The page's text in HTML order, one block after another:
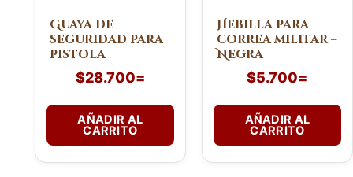
Guaya de
seguridad para
pistola
$28.700=
AÑADIR AL
CARRITO
Hebilla para
correa militar –
Negra
$5.700=
AÑADIR AL
CARRITO